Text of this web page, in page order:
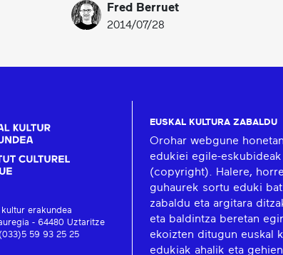
Fred Berruet
2014/07/28
kultur erakundea
- 64480 Uztaritze
(033)5 59 93 25 25
EUSKAL KULTURA ZABALDU
Orohar webgune
edukiei egile-
(copyright). Halere,
guhaurek sortu eduki
zabaldu eta argitara
eta baldintza beretan
ekoizten ditugun euskal
edukiak ahalik eta